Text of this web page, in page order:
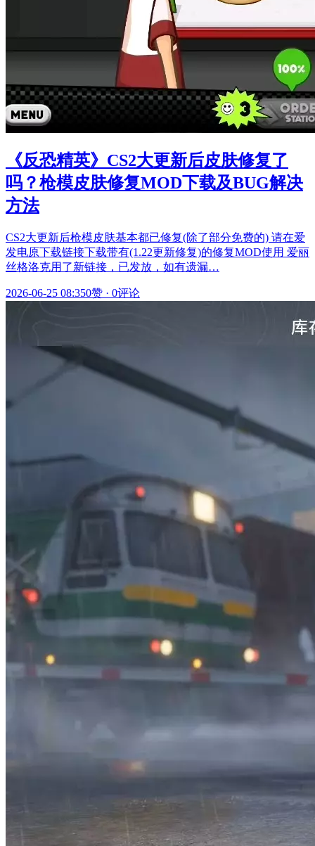
《反恐精英》CS2大更新后皮肤修复了
吗？枪模皮肤修复MOD下载及BUG解决
方法
CS2大更新后枪模皮肤基本都已修复(除了部分免费的) 请在爱
发电原下载链接下载带有(1.22更新修复)的修复MOD使用 爱丽
丝格洛克用了新链接，已发放，如有遗漏…
2026-06-25 08:350赞 · 0评论